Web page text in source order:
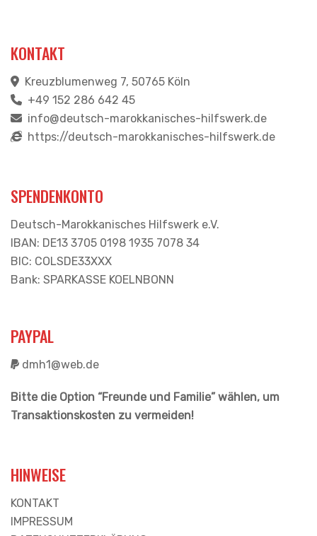
KONTAKT
Kreuzblumenweg 7, 50765 Köln
+49 152 286 642 45
info@deutsch-marokkanisches-hilfswerk.de
https://deutsch-marokkanisches-hilfswerk.de
SPENDENKONTO
Deutsch-Marokkanisches Hilfswerk e.V.
IBAN: DE13 3705 0198 1935 7078 34
BIC: COLSDE33XXX
Bank: SPARKASSE KOELNBONN
PAYPAL
dmh1@web.de
Bitte die Option “Freunde und Familie” wählen, um
Transaktionskosten zu vermeiden!
HINWEISE
KONTAKT
IMPRESSUM